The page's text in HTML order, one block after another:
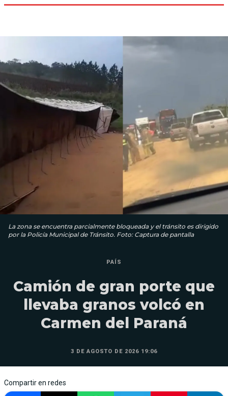
La zona se encuentra parcialmente bloqueada y el tránsito es dirigido
por la Policía Municipal de Tránsito. Foto: Captura de pantalla
PAÍS
Camión de gran porte que
llevaba granos volcó en
Carmen del Paraná
3 DE AGOSTO DE 2026 19:06
Compartir en redes